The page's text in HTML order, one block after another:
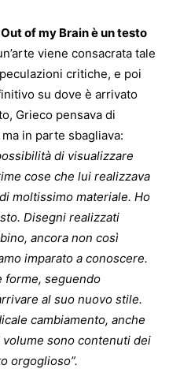
Out of my Brain è un testo
viene consacrata tale
critiche, e poi
su dove è arrivato
Grieco pensava di
in parte sbagliava:
di visualizzare
cose che lui realizzava
moltissimo materiale. Ho
Disegni realizzati
ancora non così
imparato a conoscere.
forme, seguendo
al suo nuovo stile.
cambiamento, anche
sono contenuti dei
orgoglioso”.